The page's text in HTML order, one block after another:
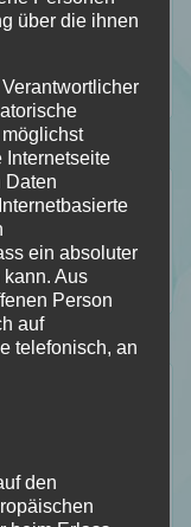
über die ihnen
Internetseite
Daten
ein absoluter
Aus
Person
auf
telefonisch, an
den